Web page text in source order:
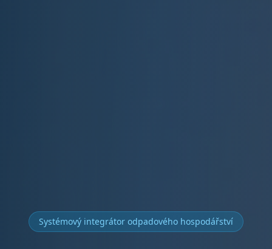
Systémový integrátor odpadového hospodářství